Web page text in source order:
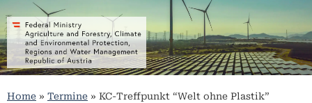
Home » Termine » KC-Treffpunkt “Welt ohne Plastik”